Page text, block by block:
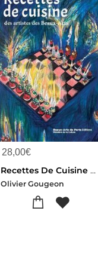
28,00€
Recettes De Cuisine Des Artistes Aux Beaux-arts De Paris
Olivier Gougeon